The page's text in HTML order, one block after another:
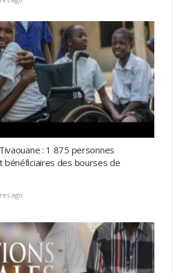
: 1 875 personnes
bénéficiaires des bourses de
ago